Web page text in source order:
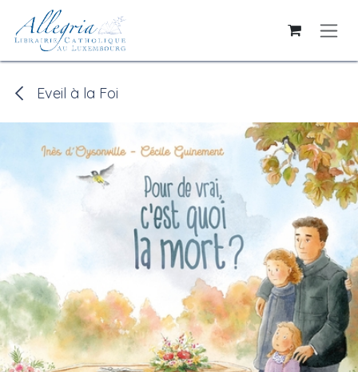
Se rendre au contenu
Eveil à la Foi